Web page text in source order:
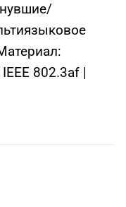
802.3af |